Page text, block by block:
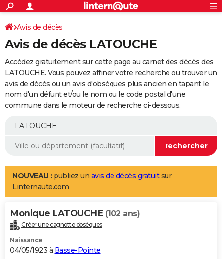
ACTUALITÉS
Politique
Société
Faits Divers
Education
Monde
Villes
+
SPORT
Coupe du monde 2026
Football
Tennis
Cyclisme
Rugby
Forum
Programme TV
TNTStreaming
Cinéma
Sorties cinéma
Musique
+
FINANCE
Retraite
Epargne
Immobilier
Risques naturels par ville
Banque
Assurance
AUTO
Essais
Réserver un essai
Citadines
Berlines
SUV
Forum auto
+
Mobiles
Meilleur smartphone
Internet
Ordinateurs
Jeux vidéo
Guide high-tech
Aménagement intérieur
LIFESTYLE
Art de vivre
Bien-être
Loisirs
Mode
Modes de vie
Alimentation
Guide de la santé
Maladies
Médicaments
Sommeil
VOYAGE
Destinations
City break
Voyage nature
Voyage de noces
Forum
Climat
+PHOTO
GUIDES D'ACHAT
Avis de décès
Avis de décès LATOUCHE
Accédez gratuitement sur cette page au carnet des décès des
LATOUCHE. Vous pouvez affiner votre recherche ou trouver un
avis de décès ou un avis d'obsèques plus ancien en tapant le
nom d'un défunt et/ou le nom ou le code postal d'une
commune dans le moteur de recherche ci-dessous.
NOUVEAU : publiez un avis de décès gratuitsur
Linternaute.com
Monique LATOUCHE (102 ans)
Créer une cagnotte obsèques
Naissance
04/05/1923 à Basse-Pointe